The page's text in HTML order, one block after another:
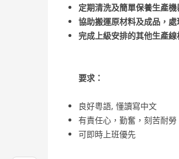
定期清洗及簡單保養生產
協助搬運原材料及成品，
完成上級安排的其他生產線
要求：
良好粵語, 懂讀寫中文
有責任心，勤奮，刻苦耐勞
可即時上班優先